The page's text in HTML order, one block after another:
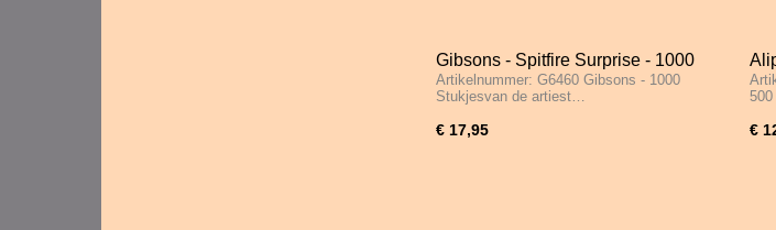
Gibsons - Spitfire Surprise - 1000
Stukjes
Artikelnummer: G6460 Gibsons - 1000
Stukjesvan de artiest…
€ 17,95 €